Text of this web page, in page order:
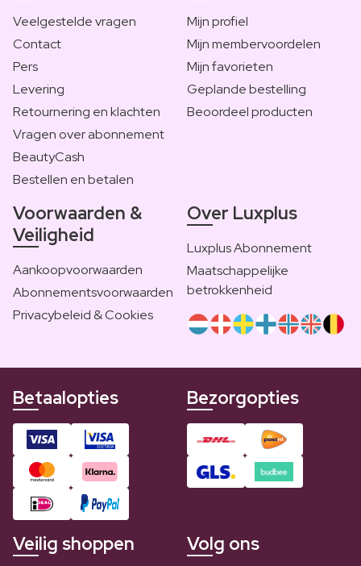
Veelgestelde vragen
Contact
Pers
Levering
Retournering en klachten
Vragen over abonnement
BeautyCash
Bestellen en betalen
Mijn profiel
Mijn membervoordelen
Mijn favorieten
Geplande bestelling
Beoordeel producten
Voorwaarden &
Veiligheid
Aankoopvoorwaarden
Abonnementsvoorwaarden
Privacybeleid & Cookies
Over Luxplus
Luxplus Abonnement
Maatschappelijke
betrokkenheid
Betaalopties Bezorgopties
Veilig shoppen Volg ons